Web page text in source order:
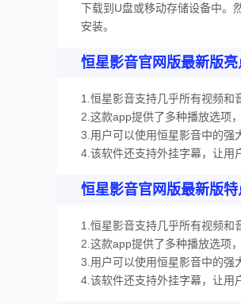
下载到U盘或移动存储设备中。
安装。
恒星影音官网版最新版亮
1.恒星影音支持几乎所有视频和
2.这款app提供了多种播放选项
3.用户可以使用恒星影音中的强
4.该软件还支持外挂字幕，让用
恒星影音官网版最新版特
1.恒星影音支持几乎所有视频和
2.这款app提供了多种播放选项
3.用户可以使用恒星影音中的强
4.该软件还支持外挂字幕，让用